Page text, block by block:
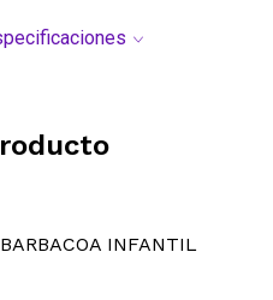
INFANTIL